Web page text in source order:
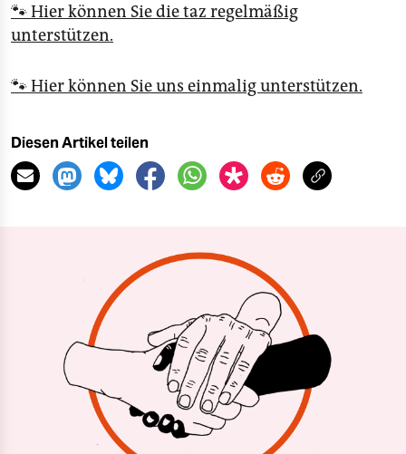
🐾 Hier können Sie die taz regelmäßig
unterstützen.
🐾 Hier können Sie uns einmalig unterstützen.
Diesen Artikel teilen